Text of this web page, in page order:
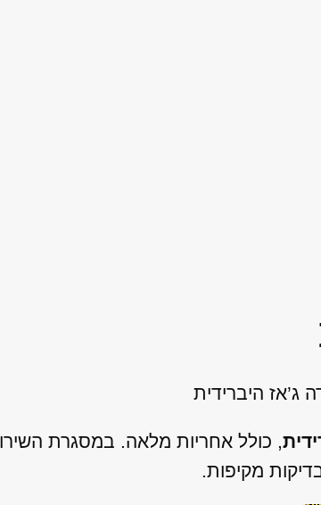
ג’אז היברידית
, כולל אחריות מלאה. במסגרת
מקיפות.